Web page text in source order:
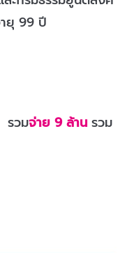
ยุ 99 ปี
รวมจ่าย 9 ล้านรวม